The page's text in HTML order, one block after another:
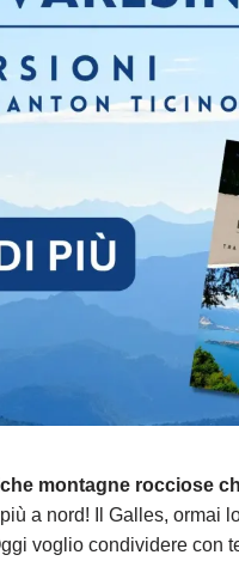
montagne rocciose
a nord! Il Galles, ormai
voglio condividere con